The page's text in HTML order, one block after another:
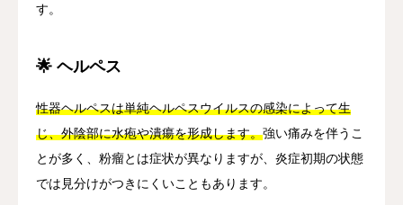
す。
🌟 ヘルペス
性器ヘルペスは単純ヘルペスウイルスの感染によって生
じ、外陰部に水疱や潰瘍を形成します。強い痛みを伴うこ
とが多く、粉瘤とは症状が異なりますが、炎症初期の状態
では見分けがつきにくいこともあります。